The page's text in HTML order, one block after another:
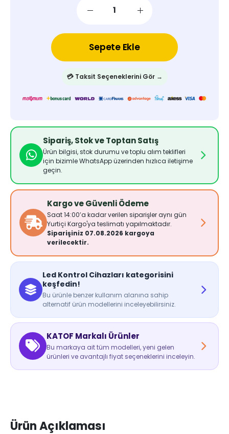
Sepete Ekle
💳 Taksit Seçeneklerini Gör →
Sipariş, Stok ve Toptan Satış
Ürün bilgisi, stok durumu ve toplu alım teklifleri
için bizimle WhatsApp üzerinden hızlıca iletişime
geçin.
Kargo ve Güvenli Ödeme
Saat 14:00’a kadar verilen siparişler aynı gün
Yurtiçi Kargo'ya teslimatı yapılmaktadır.
Siparişiniz 07.08.2026 kargoya
verilecektir.
Led Kontrol Cihazları kategorisini
keşfedin!
Bu ürünle benzer kullanım alanına sahip
alternatif ürün modellerini inceleyebilirsiniz.
KATOF Markalı Ürünler
Bu markaya ait tüm modelleri, yeni gelen
ürünleri ve avantajlı fiyat seçeneklerini inceleyin.
Ürün Açıklaması